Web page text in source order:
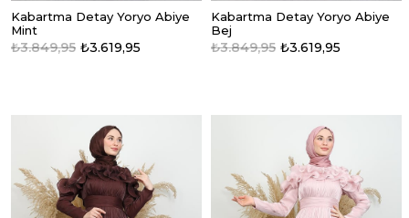
Kabartma Detay Yoryo Abiye
Mint
₺3.619,95
₺3.849,95
Kabartma Detay Yoryo Abiye
Bej
₺3.619,95
₺3.849,95